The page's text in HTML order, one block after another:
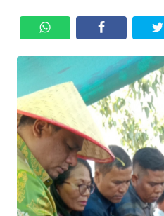
KAMI
TENTANG
KAMI
PEDOMAN
MEDIA
SIBER